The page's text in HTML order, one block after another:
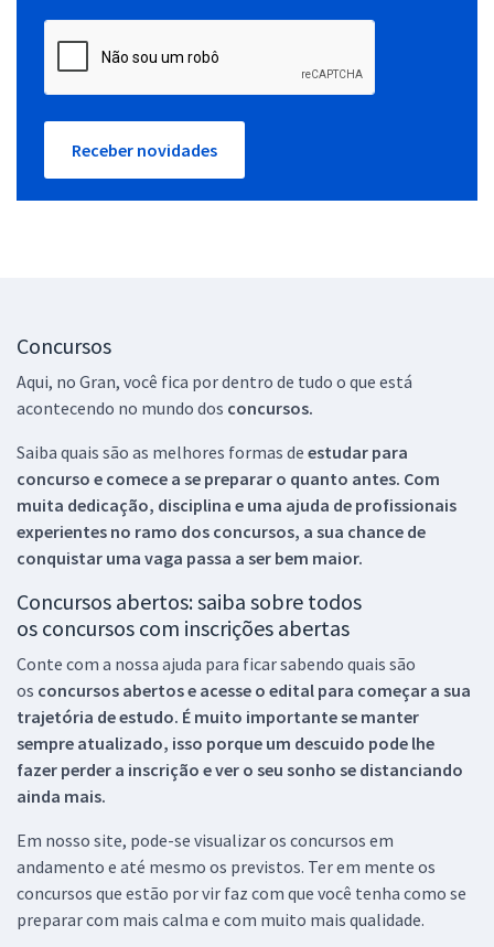
Receber novidades
Concursos
Aqui, no Gran, você fica por dentro de tudo o que está
acontecendo no mundo dos concursos.
Saiba quais são as melhores formas de estudar para
concurso e comece a se preparar o quanto antes. Com
muita dedicação, disciplina e uma ajuda de profissionais
experientes no ramo dos concursos, a sua chance de
conquistar uma vaga passa a ser bem maior.
Concursos abertos: saiba sobre todos
os concursos com inscrições abertas
Conte com a nossa ajuda para ficar sabendo quais são
os concursos abertos e acesse o edital para começar a sua
trajetória de estudo. É muito importante se manter
sempre atualizado, isso porque um descuido pode lhe
fazer perder a inscrição e ver o seu sonho se distanciando
ainda mais.
Em nosso site, pode-se visualizar os concursos em
andamento e até mesmo os previstos. Ter em mente os
concursos que estão por vir faz com que você tenha como se
preparar com mais calma e com muito mais qualidade.